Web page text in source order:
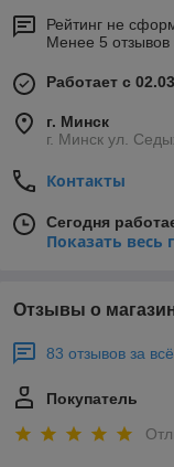
Рейтинг не
Менее 5 отзывов
Работает с
г. Минск
г. Минск ул.
Контакты
Сегодня
Показать весь
Отзывы о
83 отзывов за
Покупатель